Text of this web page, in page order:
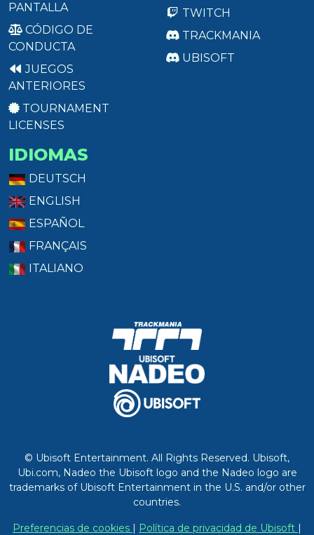
PANTALLA
CÓDIGO DE
CONDUCTA
JUEGOS
ANTERIORES
TOURNAMENT
LICENSES
TWITCH
TRACKMANIA
UBISOFT
IDIOMAS
DEUTSCH
ENGLISH
ESPAÑOL
FRANÇAIS
ITALIANO
© Ubisoft Entertainment. All Rights Reserved. Ubisoft,
Ubi.com, Nadeo the Ubisoft logo and the Nadeo logo are
trademarks of Ubisoft Entertainment in the U.S. and/or other
countries.
Preferencias de cookies | Política de privacidad de Ubisoft |